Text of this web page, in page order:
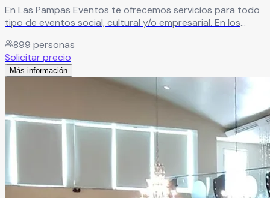
En Las Pampas Eventos te ofrecemos servicios para todo
tipo de eventos social, cultural y/o empresarial. En los
todo un acontecimiento.
899 personas
Solicitar precio
Más información